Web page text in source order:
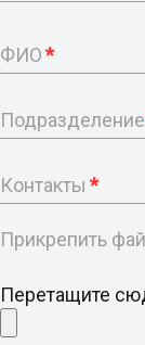
ФИО*
Подразделение
Контакты *
Прикрепить
Перетащите